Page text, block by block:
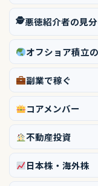
🕵️悪徳紹介者の見
オフショア積立
副業で稼ぐ
コアメンバー
不動産投資
日本株・海外株